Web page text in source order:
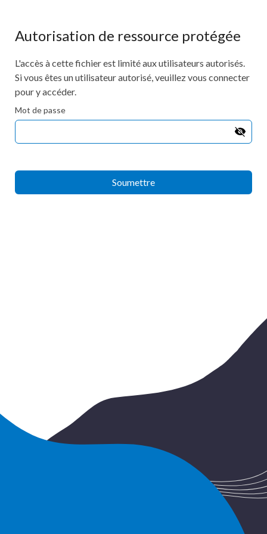
Autorisation de ressource protégée
L'accès à cette fichier est limité aux utilisateurs autorisés.
Si vous êtes un utilisateur autorisé, veuillez vous connecter
pour y accéder.
Mot de passe